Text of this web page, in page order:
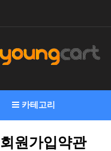
카테고리
회원가입약관